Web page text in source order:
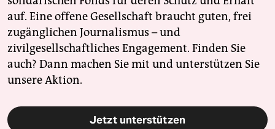
auf. Eine offene Gesellschaft braucht guten, frei
zugänglichen Journalismus – und
zivilgesellschaftliches Engagement. Finden Sie
auch? Dann machen Sie mit und unterstützen Sie
unsere Aktion.
Jetzt unterstützen